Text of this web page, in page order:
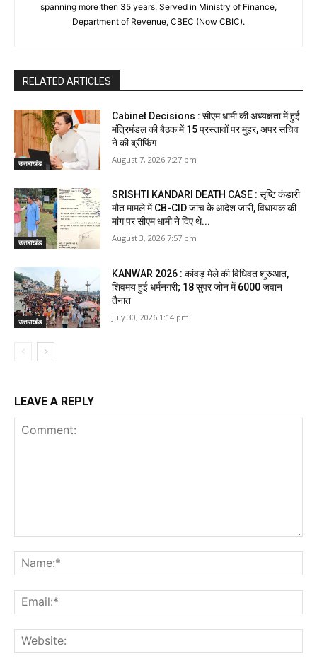
spanning more then 35 years. Served in Ministry of Finance,
Department of Revenue, CBEC (Now CBIC).
RELATED ARTICLES
उत्तराखंड
Cabinet Decisions : सीएम धामी की अध्यक्षता में हुई
मंत्रिमंडल की बैठक में 15 प्रस्तावों पर मुहर, अपर सचिव
ने की ब्रीफिंग
August 7, 2026 7:27 pm
उत्तराखंड
SRISHTI KANDARI DEATH CASE : सृष्टि कंडारी
मौत मामले में CB-CID जांच के आदेश जारी, विधायक की
मांग पर सीएम धामी ने दिए थे...
August 3, 2026 7:57 pm
उत्तराखंड
KANWAR 2026 : कांवड़ मेले की विधिवत शुरुआत,
शिवमय हुई धर्मनगरी; 18 सुपर जोन में 6000 जवान
तैनात
July 30, 2026 1:14 pm
LEAVE A REPLY